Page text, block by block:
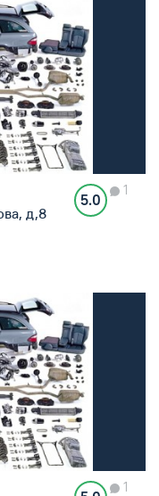
д,8
5.0
1
1